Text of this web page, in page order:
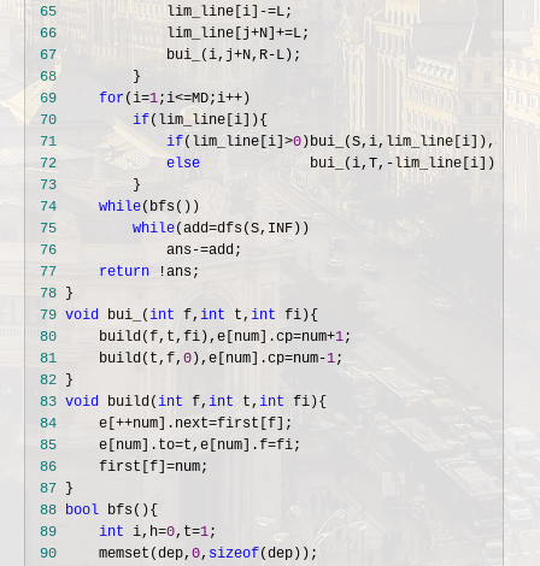
65
             lim_line[i]-=
66
             lim_line[j+N]+=
67
             bui_(i,j+N,R-
68
69
for(i=1;i<=MD;i++
70
if
71
if(lim_line[i]>0 )bui_(S,i,lim_line[i]),ans+=
72
else
             bui_(i,T,-
73
74
while
75
while(add=
76
             ans-=
77
return !
78
79 void bui_(int f, int t, int
80
     build(f,t,fi),e[num].cp=num+
1
81
     build(t,f,
0 ),e[num].cp=num-1
82
83 void build(int f, int t, int
84
     e[++num].next=
85
     e[num].to=t,e[num].f=
86
     first[f]=
87
88 bool
89
int i,h=0,t=1
90
     memset(dep,
0, sizeof